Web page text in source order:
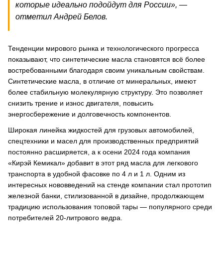
которые идеально подойдут для России», —
отметил Андрей Белов.
Тенденции мирового рынка и технологического прогресса
показывают, что синтетические масла становятся всё более
востребованными благодаря своим уникальным свойствам.
Синтетические масла, в отличие от минеральных, имеют
более стабильную молекулярную структуру. Это позволяет
снизить трение и износ двигателя, повысить
энергосбережение и долговечность компонентов.
Широкая линейка жидкостей для грузовых автомобилей,
спецтехники и масел для производственных предприятий
постоянно расширяется, а к осени 2024 года компания
«Кирэй Кемикал» добавит в этот ряд масла для легкового
транспорта в удобной фасовке по 4 л и 1 л. Одним из
интересных нововведений на стенде компании стал прототип
железной банки, стилизованной в дизайне, продолжающем
традицию использования топовой тары — популярного среди
потребителей 20-литрового ведра.